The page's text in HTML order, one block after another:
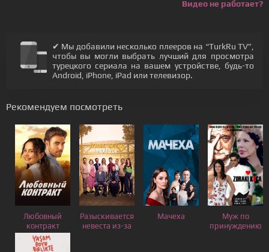
Видео не работает?
✔ Мы добавили несколько плееров на “TurkRu TV”,
чтобы вы могли выбрать лучший для просмотра
турецкого сериала на вашем устройстве, будь-то
Android, iPhone, iPad или телевизор.
Рекомендуем посмотреть
Любовный
контракт
Разыскивается
невеста из-за
Мачеха
Муж по
принуждению